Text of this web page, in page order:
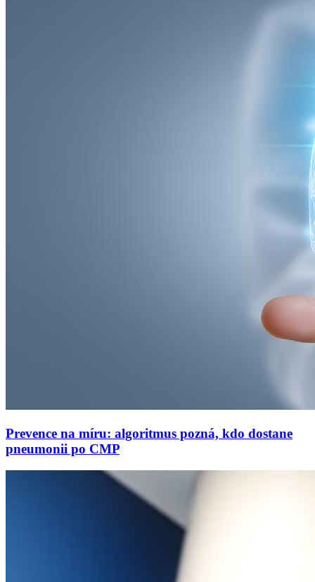
Prevence na míru: algoritmus pozná, kdo dostane
pneumonii po CMP